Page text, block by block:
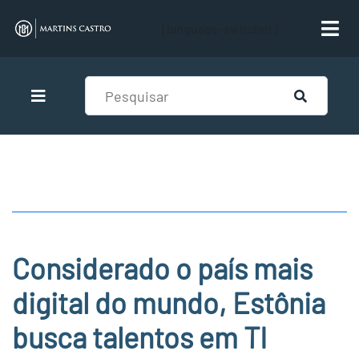
Considerado o país mais
digital do mundo, Estônia
busca talentos em TI